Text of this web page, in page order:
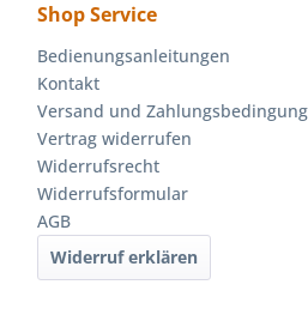
Shop Service
Bedienungsanleitungen
Kontakt
Versand und
Vertrag widerrufen
Widerrufsrecht
Widerrufsformular
AGB
Widerruf erklären